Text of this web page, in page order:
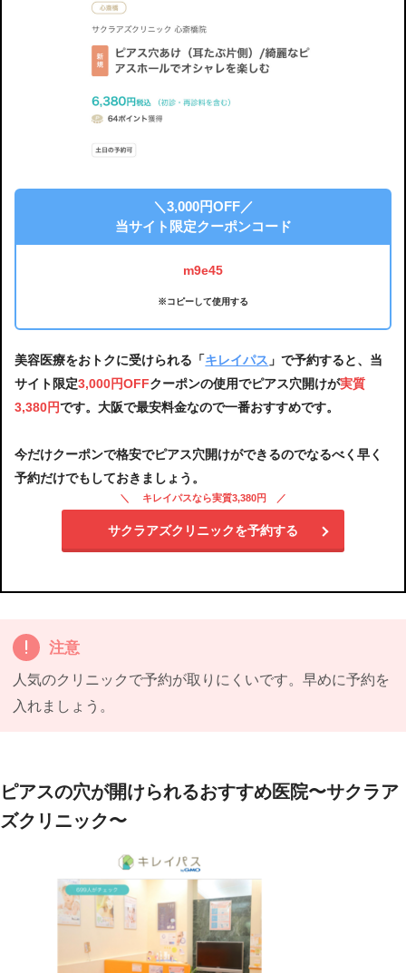
＼3,000円OFF／
当サイト限定クーポンコード
m9e45
※コピーして使用する
美容医療をおトクに受けられる「キレイパス 」で予約すると、当
サイト限定3,000円OFFクーポンの使用でピアス穴開けが実質
3,380円です。大阪で最安料金なので一番おすすめです。
今だけクーポンで格安でピアス穴開けができるのでなるべく早く
予約だけでもしておきましょう。
キレイパスなら実質3,380円
サクラアズクリニックを予約する
注意
人気のクリニックで予約が取りにくいです。早めに予約を
入れましょう。
ピアスの穴が開けられるおすすめ医院〜サクラア
ズクリニック〜